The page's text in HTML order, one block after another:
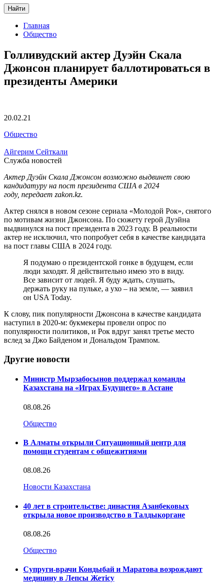
Найти
Главная
Общество
Голливудский актер Дуэйн Скала
Джонсон планирует баллотироваться в
президенты Америки
20.02.21
Общество
Айгерим Сейткали
Служба новостей
Актер Дуэйн Скала Джонсон возможно выдвинет свою
кандидатуру на пост президента США в 2024
году, передает zakon.kz.
Актер снялся в новом сезоне сериала «Молодой Рок», снятого
по мотивам жизни Джонсона. По сюжету герой Дуэйна
выдвинулся на пост президента в 2023 году. В реальности
актер не исключил, что попробует себя в качестве кандидата
на пост главы США в 2024 году.
Я подумаю о президентской гонке в будущем, если
люди заходят. Я действительно имею это в виду.
Все зависит от людей. Я буду ждать, слушать,
держать руку на пульке, а ухо – на земле, — заявил
он USA Today.
К слову, пик популярности Джонсона в качестве кандидата
наступил в 2020-м: букмекеры провели опрос по
популярности политиков, и Рок вдруг занял третье место
вслед за Джо Байденом и Дональдом Трампом.
Другие новости
Министр Мырзабосынов поддержал команды
Казахстана на «Играх Будущего» в Астане
08.08.26
Общество
В Алматы открыли Ситуационный центр для
помощи студентам с общежитиями
08.08.26
Новости Казахстана
40 лет в строительстве: династия Азанбековых
открыла новое производство в Талдыкоргане
08.08.26
Общество
Супруги-врачи Кондыбай и Маратова возрождают
медицину в Лепсы Жетісу